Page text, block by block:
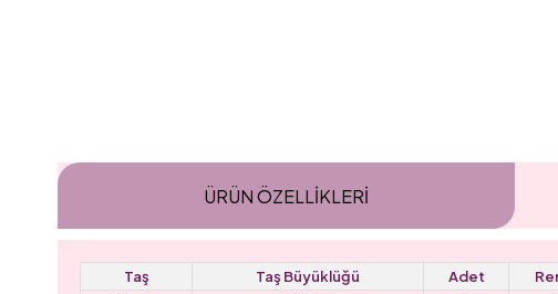
ÜRÜN ÖZELLIKLERI
Taş Taş Büyüklüğü Adet